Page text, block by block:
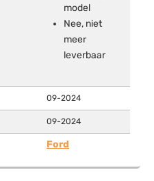
model
Nee, niet
meer
leverbaar
09-2024
09-2024
Ford